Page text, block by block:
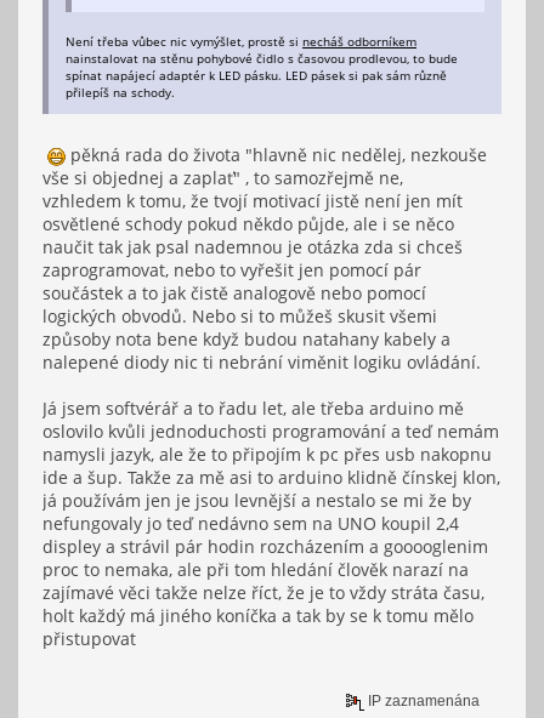
Není třeba vůbec nic vymýšlet, prostě si necháš odborníkem
nainstalovat na stěnu pohybové čidlo s časovou prodlevou, to bude
spínat napájecí adaptér k LED pásku. LED pásek si pak sám různě
přilepíš na schody.
pěkná rada do života "hlavně nic nedělej, nezkouše
vše si objednej a zaplať" , to samozřejmě ne,
vzhledem k tomu, že tvojí motivací jistě není jen mít
osvětlené schody pokud někdo půjde, ale i se něco
naučit tak jak psal nademnou je otázka zda si chceš
zaprogramovat, nebo to vyřešit jen pomocí pár
součástek a to jak čistě analogově nebo pomocí
logických obvodů. Nebo si to můžeš skusit všemi
způsoby nota bene když budou natahany kabely a
nalepené diody nic ti nebrání viměnit logiku ovládání.
Já jsem softvérář a to řadu let, ale třeba arduino mě
oslovilo kvůli jednoduchosti programování a teď nemám
namysli jazyk, ale že to připojím k pc přes usb nakopnu
ide a šup. Takže za mě asi to arduino klidně čínskej klon,
já používám jen je jsou levnější a nestalo se mi že by
nefungovaly jo teď nedávno sem na UNO koupil 2,4
displey a strávil pár hodin rozcházením a gooooglenim
proc to nemaka, ale při tom hledání člověk narazí na
zajímavé věci takže nelze říct, že je to vždy stráta času,
holt každý má jiného koníčka a tak by se k tomu mělo
přistupovat
IP zaznamenána